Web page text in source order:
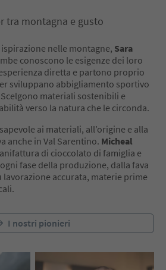
tra montagna e gusto
nelle montagne, Sara
conoscono le esigenze dei loro
diretta e partono proprio
sviluppano abbigliamento sportivo
materiali sostenibili e
verso la natura che le circonda.
ai materiali, all’origine e alla
anche in Val Sarentino. Micheal
di cioccolato di famiglia e
fase della produzione, dalla fava
lavorazione accurata, materie prime
I nostri pionieri